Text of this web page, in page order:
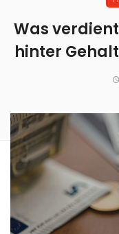
Was
hinter